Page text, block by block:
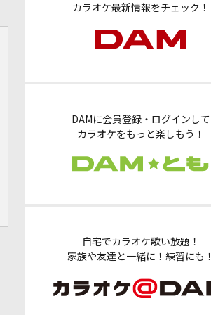
カラオケ最新情報をチェック！
DAMに会員登録・ログインして
カラオケをもっと楽しもう！
自宅でカラオケ歌い放題！
家族や友達と一緒に！練習にも！